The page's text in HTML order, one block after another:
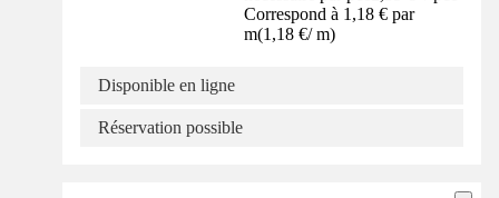
Correspond à 1,18 € par
m(1,18 €/ m)
Disponible en ligne
Réservation possible